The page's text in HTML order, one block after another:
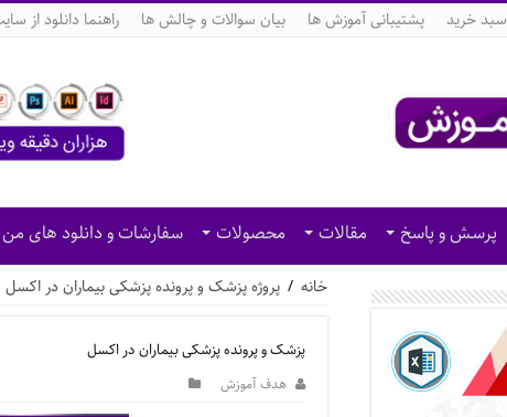
سبد خرید پشتیبانی آموزش ها بیان سوالات و چالش ها راهنما دانلود از
پرسش و پاسخ مقالات محصولات سفارشات و دانلود های من
خانه / پروژه پزشک و پرونده پزشکی بیماران در
پزشک و پرونده پزشکی بیماران در اکسل
هدف آموزش